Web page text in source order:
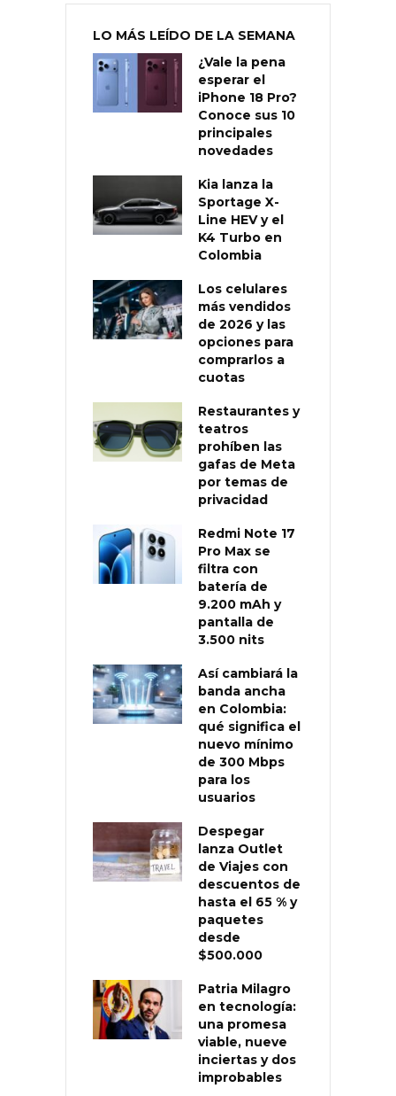
LO MÁS LEÍDO DE LA SEMANA
¿Vale la pena
esperar el
iPhone 18 Pro?
Conoce sus 10
principales
novedades
Kia lanza la
Sportage X-
Line HEV y el
K4 Turbo en
Colombia
Los celulares
más vendidos
de 2026 y las
opciones para
comprarlos a
cuotas
Restaurantes y
teatros
prohíben las
gafas de Meta
por temas de
privacidad
Redmi Note 17
Pro Max se
filtra con
batería de
9.200 mAh y
pantalla de
3.500 nits
Así cambiará la
banda ancha
en Colombia:
qué significa el
nuevo mínimo
de 300 Mbps
para los
usuarios
Despegar
lanza Outlet
de Viajes con
descuentos de
hasta el 65 % y
paquetes
desde
$500.000
Patria Milagro
en tecnología:
una promesa
viable, nueve
inciertas y dos
improbables